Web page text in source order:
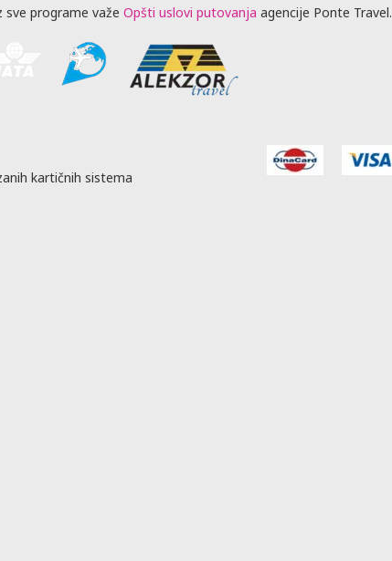
sve programe važe Opšti uslovi putovanja agencije Ponte Travel.
kartičnih sistema